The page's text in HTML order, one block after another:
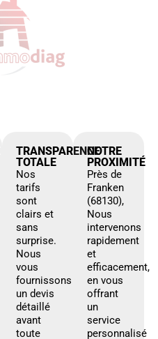
TRANSPARENCE
TOTALE
Nos
tarifs
sont
clairs et
sans
surprise.
Nous
vous
fournissons
un devis
détaillé
avant
toute
NOTRE
PROXIMITÉ
Près de
Franken
(68130),
Nous
intervenons
rapidement
et
efficacement,
en vous
offrant
un
service
personnalisé